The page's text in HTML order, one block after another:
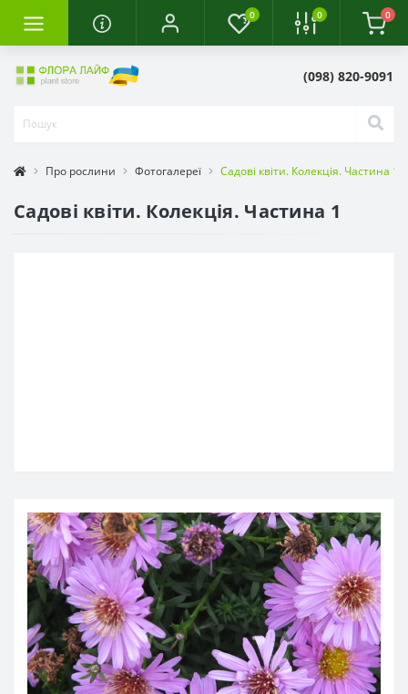
0 0 0
(098) 820-9091
Про рослини Фотогалереї Садові квіти. Колекція. Частина 1
Садові квіти. Колекція. Частина 1